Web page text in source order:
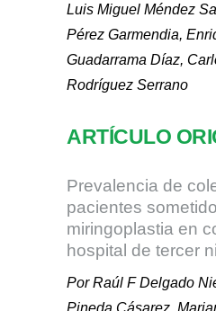
Luis Miguel Méndez
Pérez Garmendia,
Guadarrama Díaz,
Rodríguez Serrano
ARTÍCULO
Prevalencia de
pacientes
miringoplastia en
hospital de tercer
Por Raúl F Delgado
Pineda Cásarez,